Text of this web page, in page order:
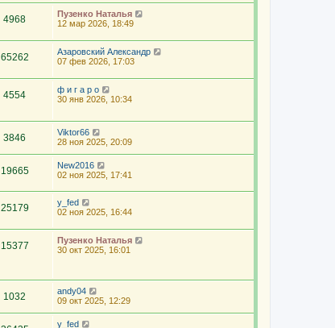
4968
Пузенко Наталья
12 мар 2026, 18:49
65262
Азаровский Александр
07 фев 2026, 17:03
4554
ф и г а р о
30 янв 2026, 10:34
3846
Viktor66
28 ноя 2025, 20:09
19665
New2016
02 ноя 2025, 17:41
25179
y_fed
02 ноя 2025, 16:44
15377
Пузенко Наталья
30 окт 2025, 16:01
1032
andy04
09 окт 2025, 12:29
y_fed